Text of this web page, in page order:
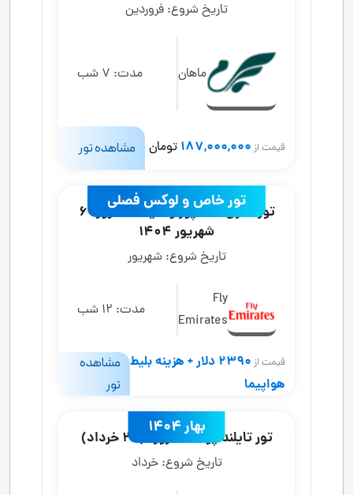
تاریخ شروع: فروردین
ماهان مدت: 7 شب
قیمت از 187,000,000 تومان مشاهده تور
تور خاص و لوکس فصلی
تور مالزی سنگاپور و تایلند 13 روزه 6
شهریور 1404
تاریخ شروع: شهریور
Fly
Emirates
مدت: 12 شب
قیمت از
2390 دلار + هزینه بلیط
هواپیما
مشاهده
تور
بهار 1404
تور تایلند پوکت 8 روزه (28 خرداد)
تاریخ شروع: خرداد